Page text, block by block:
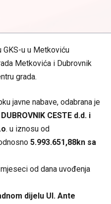
u u Metkoviću
Metkovića i Dubrovnik
grada.
javne nabave, odabrana je
DUBROVNIK CESTE d.d. i
. u iznosu od
5.993.651,88kn sa
od dana uvođenja
dijelu Ul. Ante